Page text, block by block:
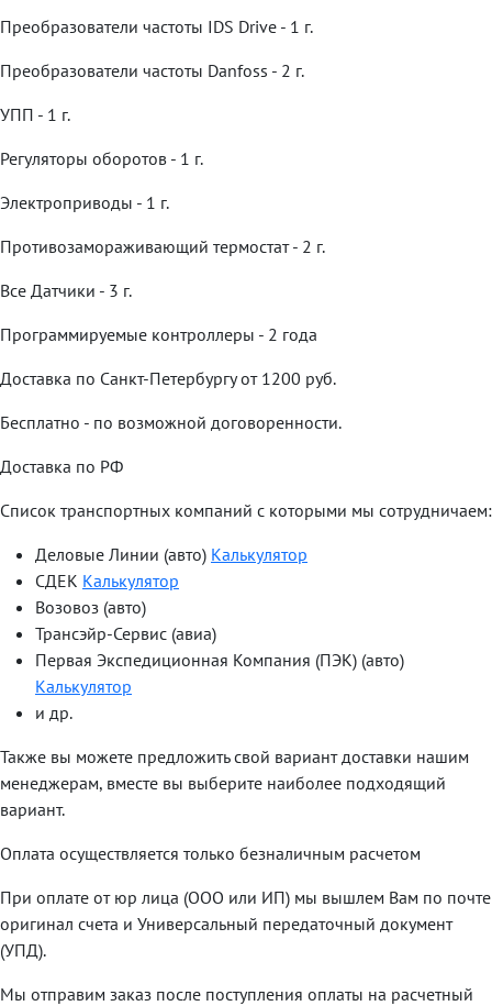
Преобразователи частоты IDS Drive - 1 г.
Преобразователи частоты Danfoss - 2 г.
УПП - 1 г.
Регуляторы оборотов - 1 г.
Электроприводы - 1 г.
Противозамораживающий термостат - 2 г.
Все Датчики - 3 г.
Программируемые контроллеры - 2 года
Доставка по Санкт-Петербургу от 1200 руб.
Бесплатно - по возможной договоренности.
Доставка по РФ
Список транспортных компаний с которыми мы сотрудничаем:
Деловые Линии (авто) Калькулятор
СДЕК Калькулятор
Возовоз (авто)
Трансэйр-Сервис (авиа)
Первая Экспедиционная Компания (ПЭК) (авто)
Калькулятор
и др.
Также вы можете предложить свой вариант доставки нашим
менеджерам, вместе вы выберите наиболее подходящий
вариант.
Оплата осуществляется только безналичным расчетом
При оплате от юр лица (ООО или ИП) мы вышлем Вам по почте
оригинал счета и Универсальный передаточный документ
(УПД).
Мы отправим заказ после поступления оплаты на расчетный